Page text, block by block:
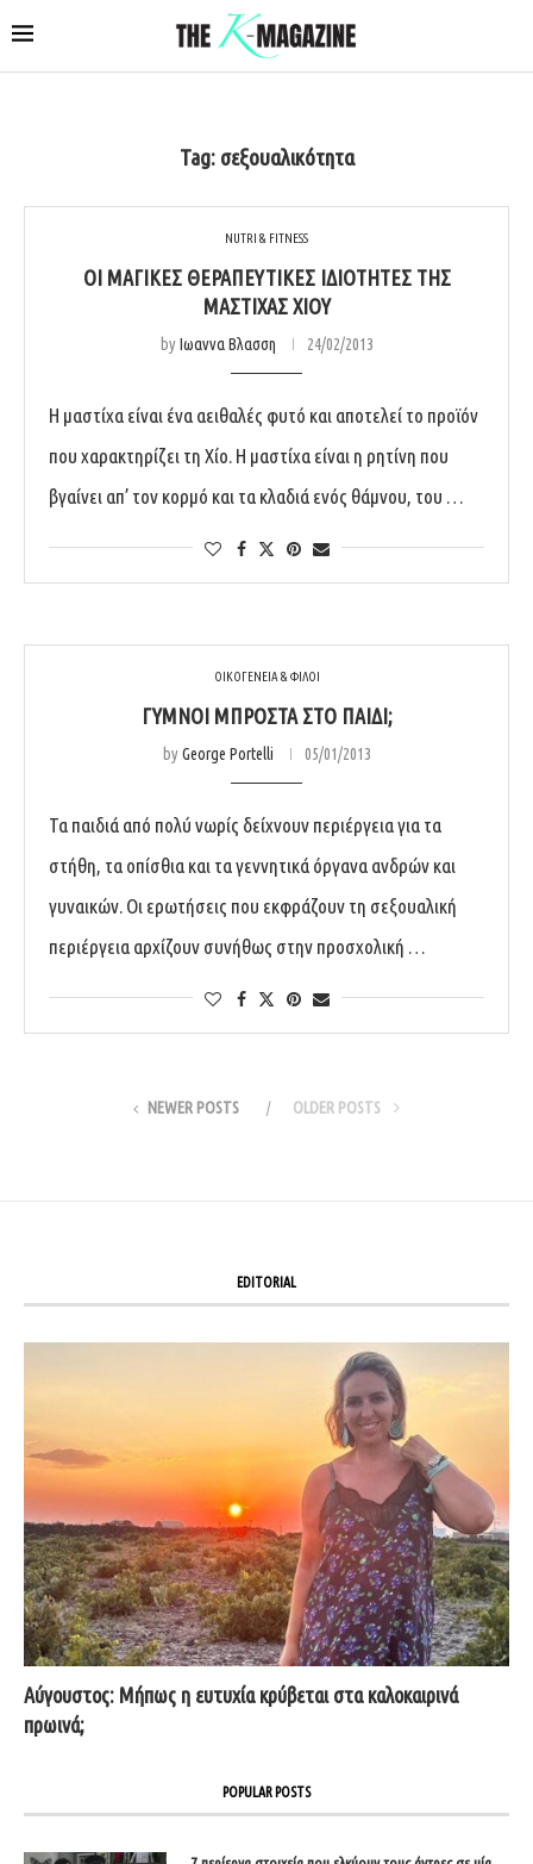
Tag: σεξουαλικότητα
NUTRI & FITNESS
ΟΙ ΜΑΓΙΚΈΣ ΘΕΡΑΠΕΥΤΙΚΈΣ ΙΔΙΌΤΗΤΕΣ ΤΗΣ
ΜΑΣΤΊΧΑΣ ΧΊΟΥ
byΙωαννα Βλασση 24/02/2013
Η μαστίχα είναι ένα αειθαλές φυτό και αποτελεί το προϊόν
που χαρακτηρίζει τη Χίο. Η μαστίχα είναι η ρητίνη που
βγαίνει απ’ τον κορμό και τα κλαδιά ενός θάμνου, του …
ΟΙΚΟΓΕΝΕΙΑ & ΦΙΛΟΙ
ΓΥΜΝΟΊ ΜΠΡΟΣΤΆ ΣΤΟ ΠΑΙΔΊ;
byGeorge Portelli 05/01/2013
Τα παιδιά από πολύ νωρίς δείχνουν περιέργεια για τα
στήθη, τα οπίσθια και τα γεννητικά όργανα ανδρών και
γυναικών. Οι ερωτήσεις που εκφράζουν τη σεξουαλική
περιέργεια αρχίζουν συνήθως στην προσχολική …
NEWER POSTS OLDER POSTS
EDITORIAL
Αύγουστος: Μήπως η ευτυχία κρύβεται στα καλοκαιρινά
πρωινά;
POPULAR POSTS